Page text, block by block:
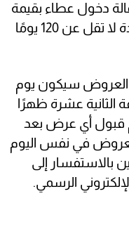
دخول عطاء بقيمة
10,000 شيكل سارية المفعول لمدة لا تقل عن 120 يومًا
العروض سيكون يوم
13/06/2026 الساعة الثانية عشرة ظهرًا
قبول أي عرض بعد
في نفس اليوم
بالاستفسار إلى
الرسمي.